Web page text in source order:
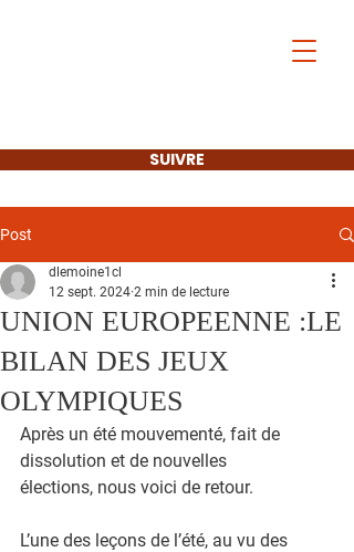
SUIVRE
Post
UNION EUROPEENNE :LE
BILAN DES JEUX
OLYMPIQUES
dlemoine1cl
12 sept. 2024 2 min de lecture
Après un été mouvementé, fait de
dissolution et de nouvelles
élections, nous voici de retour.
L’une des leçons de l’été, au vu des